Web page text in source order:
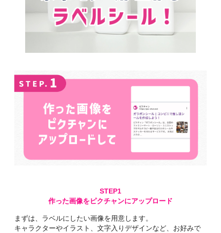
作った画像をピクチャンにアップロード
まずは、ラベルにしたい画像を用意します。
キャラクターやイラスト、文字入りデザインなど、お好みで